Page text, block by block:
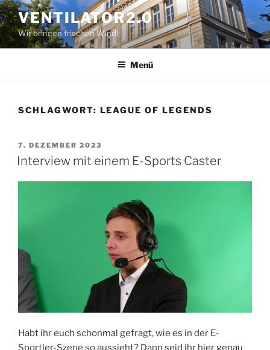
Zum
Inhalt
springen
VENTILATOR2.0
Wir bringen frischen Wind!
Menü
SCHLAGWORT: LEAGUE OF LEGENDS
VERÖFFENTLICHT
AM
7. DEZEMBER 2023
Interview mit einem E-Sports Caster
Habt ihr euch schonmal gefragt, wie es in der E-
Sportler-Szene so aussieht? Dann seid ihr hier genau